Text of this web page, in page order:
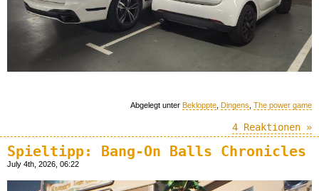
Abgelegt unter Bekloppte Dingens The power game
4 Reaktionen »
Spieltipp: Bang-On Balls Chronicles
July 4th, 2026, 06:22